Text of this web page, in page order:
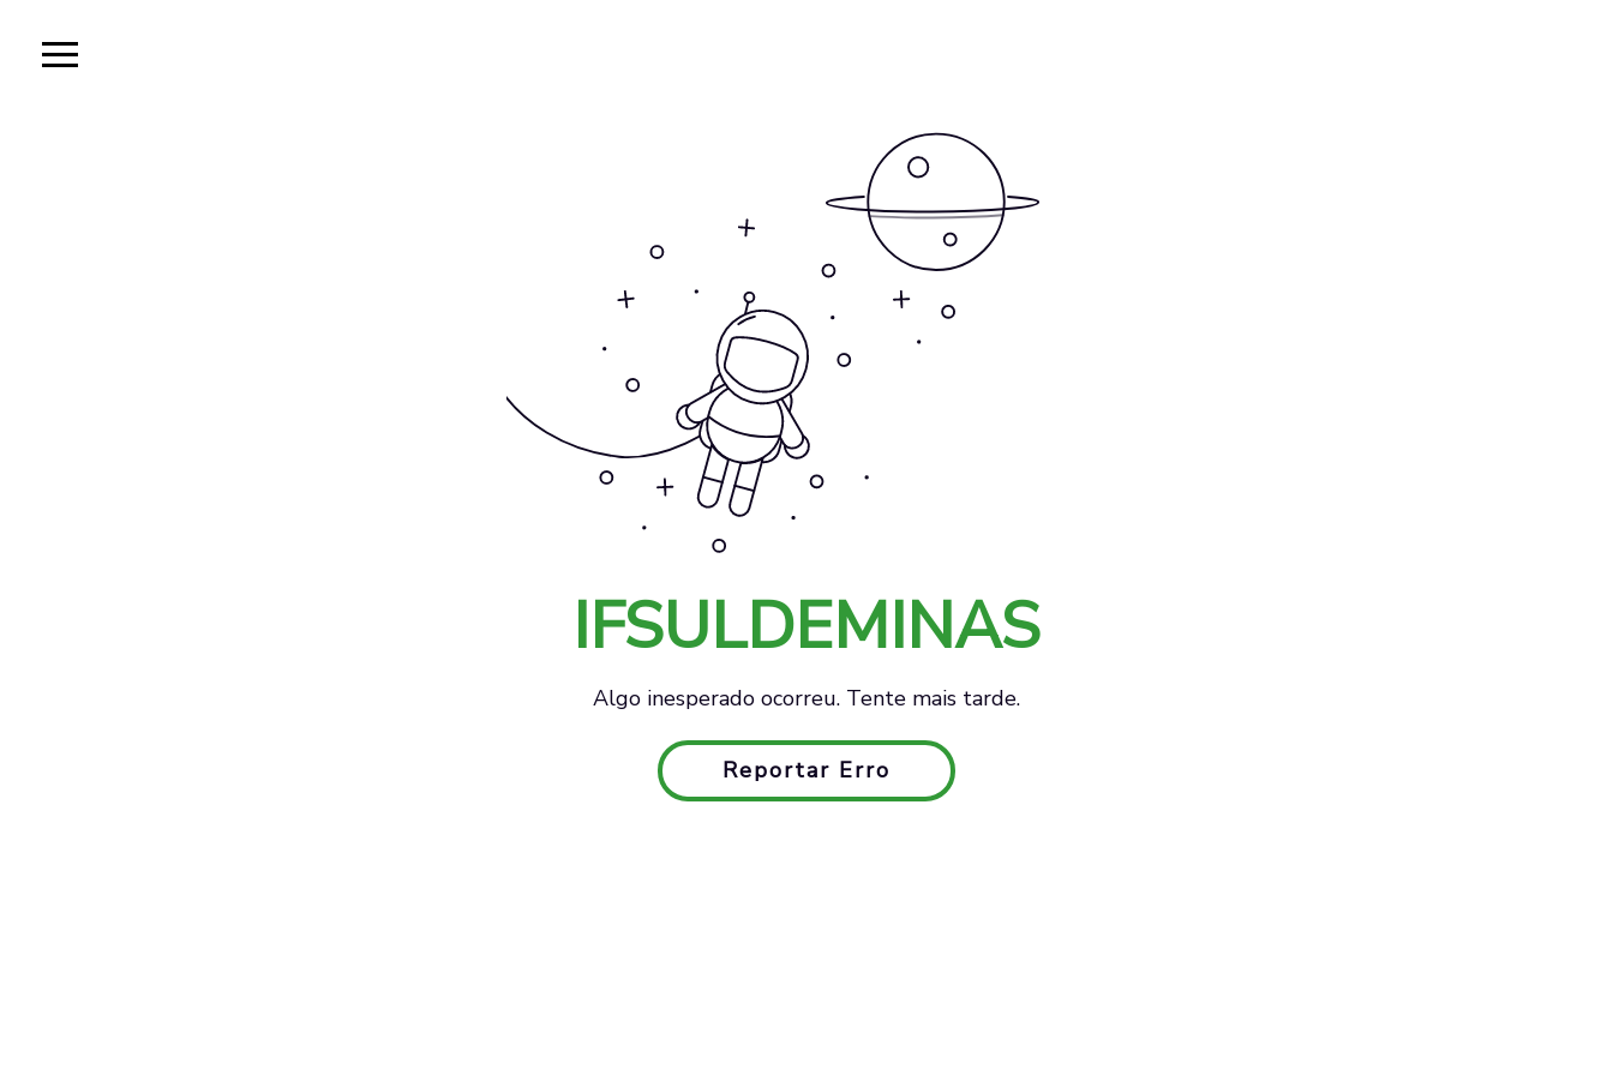
IFSULDEMINAS
Algo inesperado ocorreu. Tente mais tarde.
Reportar Erro